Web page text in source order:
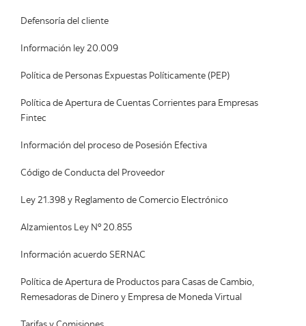
Defensoría del cliente
Información ley 20.009
Política de Personas Expuestas Políticamente (PEP)
Política de Apertura de Cuentas Corrientes para Empresas
Fintec
Información del proceso de Posesión Efectiva
Código de Conducta del Proveedor
Ley 21.398 y Reglamento de Comercio Electrónico
Alzamientos Ley Nº 20.855
Información acuerdo SERNAC
Política de Apertura de Productos para Casas de Cambio,
Remesadoras de Dinero y Empresa de Moneda Virtual